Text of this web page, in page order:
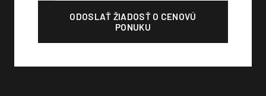
ODOSLAŤ ŽIADOSŤ O CENOVÚ
PONUKU